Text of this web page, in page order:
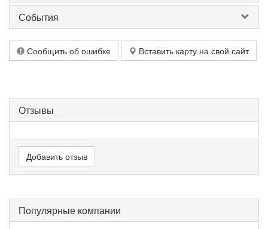
События
Сообщить об ошибке Вставить карту на свой сайт
Отзывы
Добавить отзыв
Популярные компании